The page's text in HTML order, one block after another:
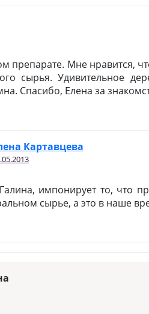
препарате. Мне нравится,
сырья. Удивительное
Спасибо, Елена за
Картавцева
импонирует то, что
сырье, а это в наше